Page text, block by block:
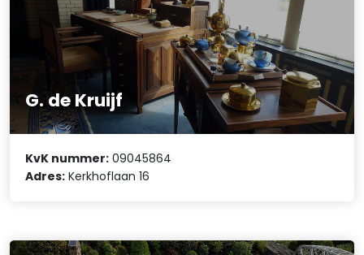
G. de Kruijf
KvK nummer: 09045864
Adres: Kerkhoflaan 16